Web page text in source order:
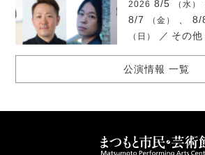
2026 8/5 （水）
8/7
（金） 、 8/
（日） ／ その他
公演情報 一覧